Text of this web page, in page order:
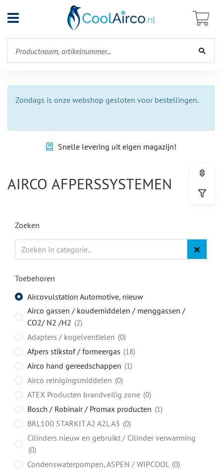
Open
menu
Zondags is onze webshop gesloten voor bestellingen.
Snelle levering uit eigen magazijn!
AIRCO AFPERSSYSTEMEN
Zoeken
Toebehoren
Aircovulstation Automotive, nieuw
Airco gassen / koudemiddelen / menggassen /
CO2/ N2 /H2
2
Adapters / kogelventielen 0
Afpers stikstof / formeergas 18
Airco hand gereedschappen 1
Airco reinigingsmiddelen 0
ATEX Producten brandveilig zone 0
Bosch / Robinair / Promax producten 1
BRL100 STARKIT A2 A2L A3 0
Cilinders nieuw en gebruikt / Cilinder verwarming
0
Condenswaterpompen, ASPEN / WIPCOOL 0